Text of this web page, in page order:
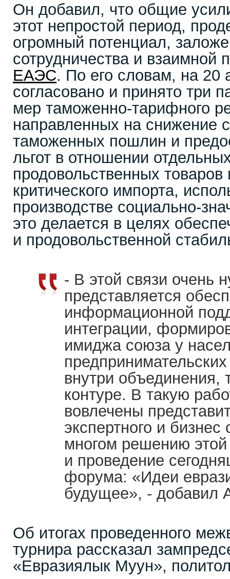
Он добавил, что общие
этот непростой период,
огромный потенциал,
сотрудничества и взаимной
ЕАЭС. По его словам, на 20
согласовано и принято три
мер таможенно-тарифного
направленных на снижение
таможенных пошлин и
льгот в отношении
продовольственных товаров
критического импорта,
производстве социально-
это делается в целях
и продовольственной
- В этой связи очень
представляется
информационной
интеграции,
имиджа союза у
внутри объединения,
контуре. В такую
вовлечены
экспертного и
многом решению этой
и проведение
форума: «Идеи
будущее», - добавил
Об итогах проведенного
турнира рассказал
«Евразиялык Муун»,